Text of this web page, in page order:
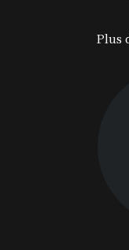
Plus